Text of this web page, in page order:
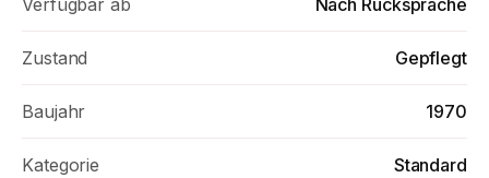
- 3x Pkw-Außenstellplatz
- Unterkellert (teilweise verschlossen)
- Gartenhaus
- Alter Baumbestand
Zustand Gepflegt
Baujahr 1970
Kategorie Standard